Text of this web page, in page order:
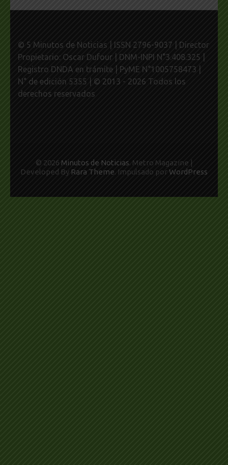
© 5 Minutos de Noticias | ISSN 2796-9037 | Director
Propietario: Oscar Dufour | DNM-INPI N°3.408.325 |
Registro DNDA en trámite | PyME N°1005758473 |
N° de edición 5355 | © 2013 - 2026 Todos los
derechos reservados
© 2026 Minutos de Noticias. Metro Magazine |
Developed By Rara Theme. Impulsado porWordPress